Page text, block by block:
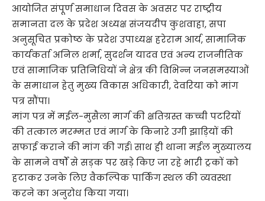
आयोजित संपूर्ण समाधान दिवस के अवसर पर राष्ट्रीय
समानता दल के प्रदेश अध्यक्ष संजयदीप कुशवाहा, सपा
अनुसूचित प्रकोष्ठ के प्रदेश उपाध्यक्ष हरेराम आर्य, सामाजिक
कार्यकर्ता अनिल शर्मा, सुदर्शन यादव एवं अन्य राजनीतिक
एवं सामाजिक प्रतिनिधियों ने क्षेत्र की विभिन्न जनसमस्याओं
के समाधान हेतु मुख्य विकास अधिकारी, देवरिया को मांग
पत्र सौंपा।
मांग पत्र में मईल-मुसैला मार्ग की क्षतिग्रस्त कच्ची पटरियों
की तत्काल मरम्मत एवं मार्ग के किनारे उगी झाड़ियों की
सफाई कराने की मांग की गई। साथ ही थाना मईल मुख्यालय
के सामने वर्षों से सड़क पर खड़े किए जा रहे भारी ट्रकों को
हटाकर उनके लिए वैकल्पिक पार्किंग स्थल की व्यवस्था
करने का अनुरोध किया गया।